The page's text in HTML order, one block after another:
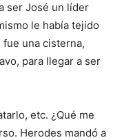
ser José un líder
le había tejido
una cisterna,
para llegar a ser
etc. ¿Qué me
Herodes mandó a